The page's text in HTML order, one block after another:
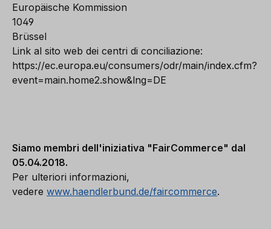
Europäische Kommission
1049
Brüssel
Link al sito web dei centri di conciliazione:
https://ec.europa.eu/consumers/odr/main/index.cfm?
event=main.home2.show&lng=DE
Siamo membri dell'iniziativa "FairCommerce" dal
05.04.2018.
Per ulteriori informazioni,
vedere www.haendlerbund.de/faircommerce.